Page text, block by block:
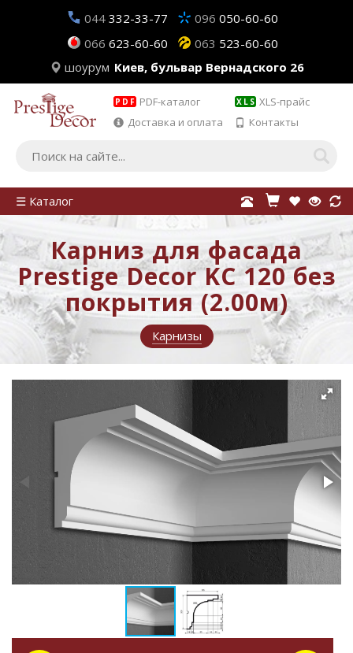
044 332-33-77 096 050-60-60
066 623-60-60 063 523-60-60
шоурум Киев, бульвар Вернадского 26
PDF PDF-каталог XLS XLS-прайс
Доставка и оплата
Контакты
☰ Каталог
Карниз для фасада
Prestige Decor KC 120 без
покрытия (2.00м)
Карнизы